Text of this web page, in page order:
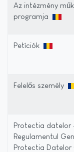
Az intézmény
programja
Petíciók
Felelős személy
Protectia datelor
Regulamentul
Protectia Datelor